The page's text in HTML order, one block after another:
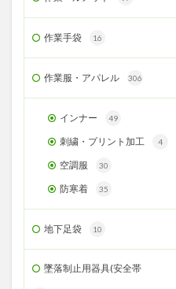
作業手袋 16
作業服・アパレル 306
インナー 49
刺繍・プリント加工 4
空調服 30
防寒着 35
地下足袋 10
墜落制止用器具(安全帯